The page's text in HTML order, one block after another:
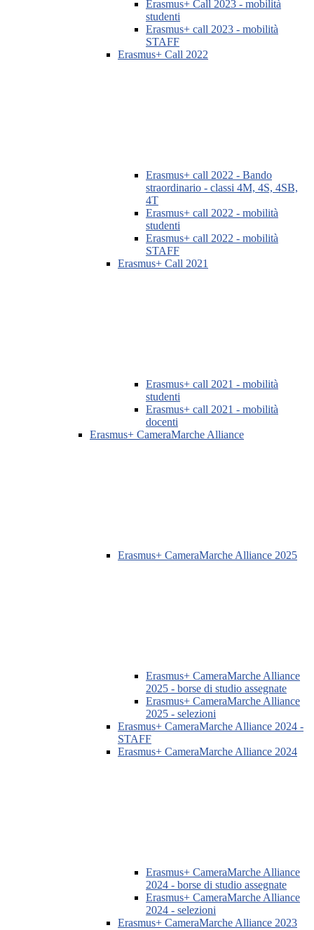
Erasmus+ Call 2023 - mobilità
studenti
Erasmus+ call 2023 - mobilità
STAFF
Erasmus+ Call 2022
Erasmus+ call 2022 - Bando
straordinario - classi 4M, 4S, 4SB,
4T
Erasmus+ call 2022 - mobilità
studenti
Erasmus+ call 2022 - mobilità
STAFF
Erasmus+ Call 2021
Erasmus+ call 2021 - mobilità
studenti
Erasmus+ call 2021 - mobilità
docenti
Erasmus+ CameraMarche Alliance
Erasmus+ CameraMarche Alliance 2025
Erasmus+ CameraMarche Alliance
2025 - borse di studio assegnate
Erasmus+ CameraMarche Alliance
2025 - selezioni
Erasmus+ CameraMarche Alliance 2024 -
STAFF
Erasmus+ CameraMarche Alliance 2024
Erasmus+ CameraMarche Alliance
2024 - borse di studio assegnate
Erasmus+ CameraMarche Alliance
2024 - selezioni
Erasmus+ CameraMarche Alliance 2023